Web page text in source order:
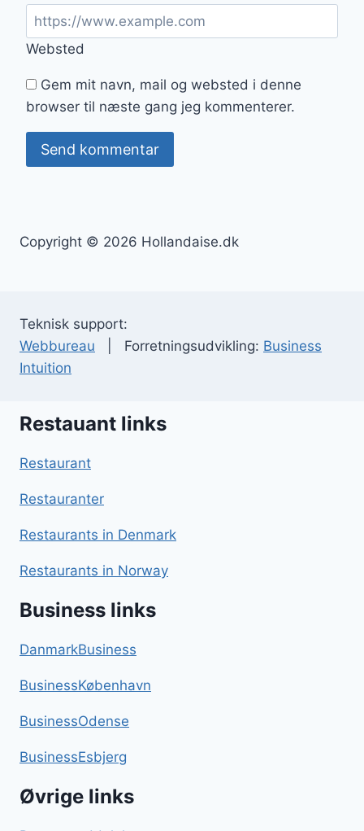
Websted
Gem mit navn, mail og websted i denne
browser til næste gang jeg kommenterer.
Copyright © 2026 Hollandaise.dk
Teknisk support:
Webbureau | Forretningsudvikling: Business
Intuition
Restauant links
Restaurant
Restauranter
Restaurants in Denmark
Restaurants in Norway
Business links
DanmarkBusiness
BusinessKøbenhavn
BusinessOdense
BusinessEsbjerg
Øvrige links